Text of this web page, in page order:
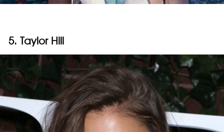
5. Taylor Hill